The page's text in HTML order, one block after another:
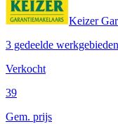
Keizer
3 gedeelde werkgebieden
Verkocht
39
Gem. prijs